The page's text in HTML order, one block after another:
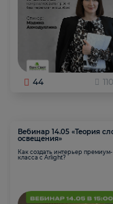
44
Вебинар 14.05 «Теория
освещения»
Как создать интерьер премиум-
класса с Arlight?